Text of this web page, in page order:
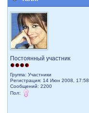
Постоянный участник
Группа: Участники
Регистрация: 14 Июн 2008, 17:58
Сообщений: 2200
Пол: